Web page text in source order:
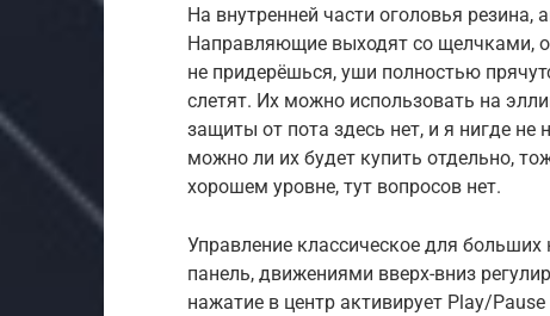
На внутренней части оголовья
Направляющие выходят со щелчками,
не придерёшься, уши полностью
слетят. Их можно использовать на
защиты от пота здесь нет, и я нигде
можно ли их будет купить отдельно,
хорошем уровне, тут вопросов нет.
Управление классическое для
панель, движениями вверх-вниз
нажатие в центр активирует Play/